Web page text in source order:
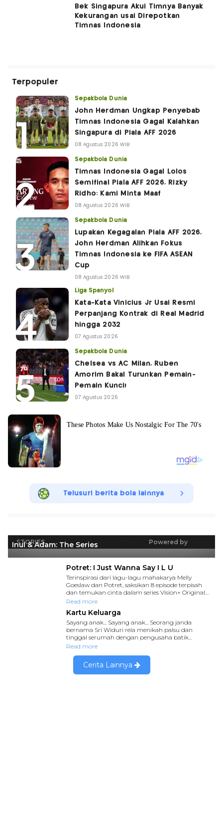
Bek Singapura Akui Timnya Banyak
Kekurangan usai Direpotkan
Timnas Indonesia
Terpopuler
Sepakbola Dunia
John Herdman Ungkap Penyebab
Timnas Indonesia Gagal Kalahkan
Singapura di Piala AFF 2026
08 Agustus 2026 WIB
Sepakbola Dunia
Timnas Indonesia Gagal Lolos
Semifinal Piala AFF 2026, Rizky
Ridho: Kami Minta Maaf
08 Agustus 2026 WIB
Sepakbola Dunia
Lupakan Kegagalan Piala AFF 2026,
John Herdman Alihkan Fokus
Timnas Indonesia ke FIFA ASEAN
Cup
08 Agustus 2026 WIB
Liga Spanyol
Kata-Kata Vinicius Jr Usai Resmi
Perpanjang Kontrak di Real Madrid
hingga 2032
07 Agustus 2026
Sepakbola Dunia
Chelsea vs AC Milan, Ruben
Amorim Bakal Turunkan Pemain-
Pemain Kunci!
07 Agustus 2026
Telusuri berita bola lainnya